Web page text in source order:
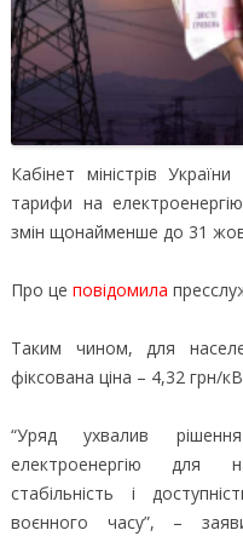
Кабінет міністрів
тарифи на
змін щонайменше до 31
Про це повідомила
Таким чином, для
фіксована ціна – 4,32 грн/
“Уряд ухвалив
електроенергію для
стабільність і
воєнного часу”, –